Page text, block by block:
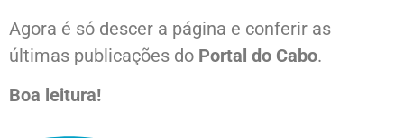
Agora é só descer a página e conferir as
últimas publicações do Portal do Cabo.
Boa leitura!